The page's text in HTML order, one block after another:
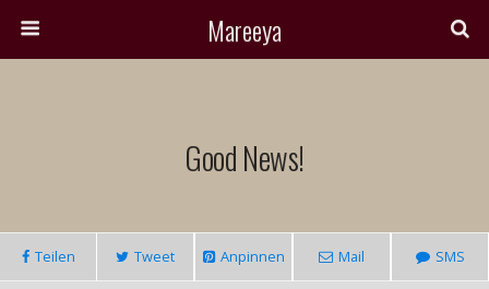
Mareeya
Good News!
Teilen Tweet Anpinnen Mail SMS